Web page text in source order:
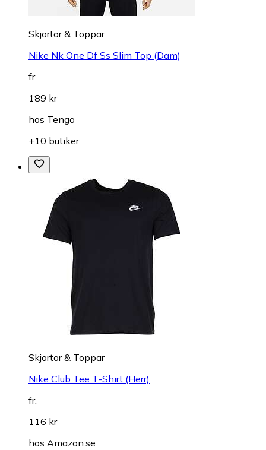
Skjortor & Toppar
Nike Nk One Df Ss Slim Top (Dam)
fr.
189 kr
hos Tengo
+10 butiker
Skjortor & Toppar
Nike Club Tee T-Shirt (Herr)
fr.
116 kr
hos Amazon.se